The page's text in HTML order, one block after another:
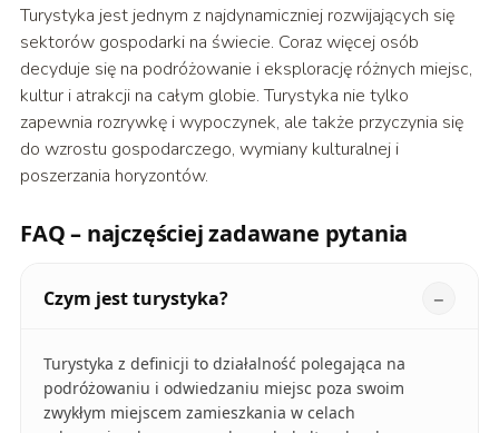
Turystyka jest jednym z najdynamiczniej rozwijających się
sektorów gospodarki na świecie. Coraz więcej osób
decyduje się na podróżowanie i eksplorację różnych miejsc,
kultur i atrakcji na całym globie. Turystyka nie tylko
zapewnia rozrywkę i wypoczynek, ale także przyczynia się
do wzrostu gospodarczego, wymiany kulturalnej i
poszerzania horyzontów.
FAQ – najczęściej zadawane pytania
Czym jest turystyka?
Turystyka z definicji to działalność polegająca na
podróżowaniu i odwiedzaniu miejsc poza swoim
zwykłym miejscem zamieszkania w celach